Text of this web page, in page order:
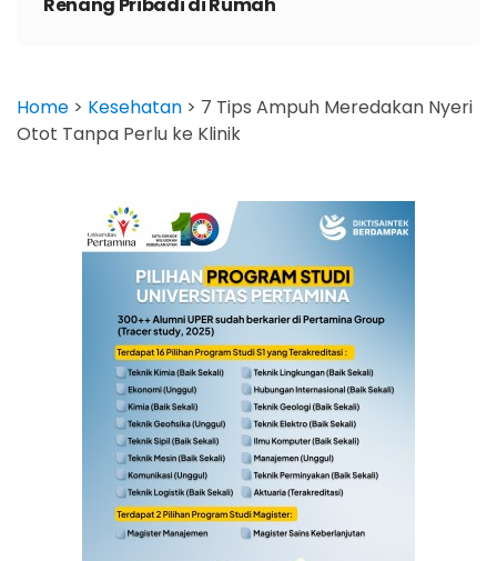
Home > Kesehatan > 7 Tips Ampuh Meredakan Nyeri
Otot Tanpa Perlu ke Klinik